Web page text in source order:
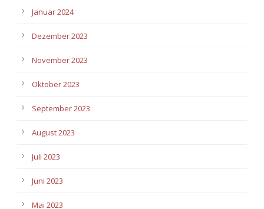
Januar 2024
Dezember 2023
November 2023
Oktober 2023
September 2023
August 2023
Juli 2023
Juni 2023
Mai 2023